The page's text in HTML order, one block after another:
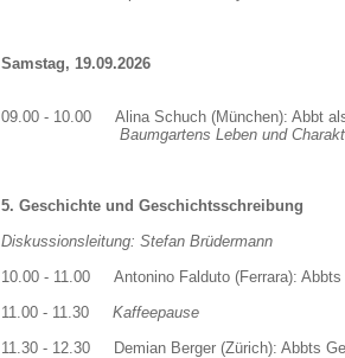
Samstag, 19.09.2026
09.00 - 10.00 Alina Schuch (München): Abbt
Baumgartens Leben und
5. Geschichte und Geschichtsschreibung
Diskussionsleitung: Stefan Brüdermann
10.00 - 11.00 Antonino Falduto (Ferrara): Abbts
11.00 - 11.30 Kaffeepause
11.30 - 12.30 Demian Berger (Zürich): Abbts